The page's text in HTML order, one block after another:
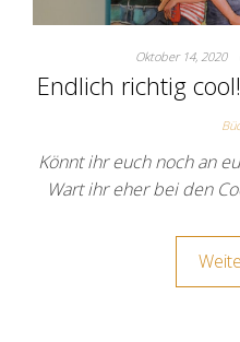
Oktober 14, 2020
Endlich richtig
Könnt ihr euch noch an
Wart ihr eher bei den